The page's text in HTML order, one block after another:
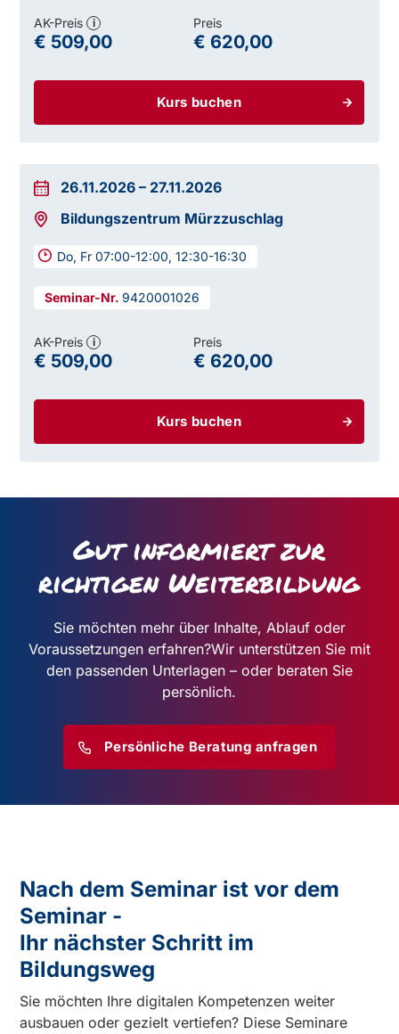
Kurs buchen
AK-Preis i
€ 509,00
Preis
€ 620,00
26.11.2026 – 27.11.2026
Bildungszentrum Mürzzuschlag
Do, Fr 07:00-12:00, 12:30-16:30
9420001026
Kurs buchen
AK-Preis i
€ 509,00
Preis
€ 620,00
Gut informiert zur
richtigen Weiterbildung
Sie möchten mehr über Inhalte, Ablauf oder
Voraussetzungen erfahren?Wir unterstützen Sie mit
den passenden Unterlagen – oder beraten Sie
persönlich.
Persönliche Beratung anfragen
Nach dem Seminar ist vor dem
Seminar -
Ihr nächster Schritt im
Bildungsweg
Sie möchten Ihre digitalen Kompetenzen weiter
ausbauen oder gezielt vertiefen? Diese Seminare